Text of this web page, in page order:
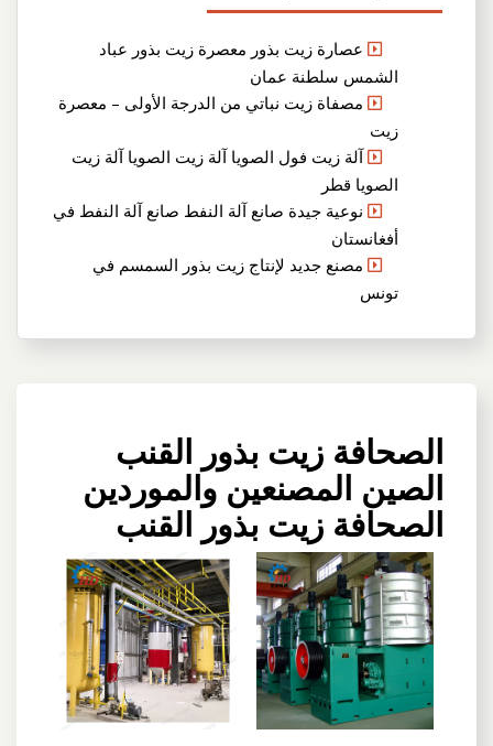
عصارة زيت بذور معصرة زيت بذور عباد
الشمس سلطنة عمان
مصفاة زيت نباتي من الدرجة الأولى – معصرة
زيت
آلة زيت فول الصويا آلة زيت الصويا آلة زيت
الصويا قطر
نوعية جيدة صانع آلة النفط صانع آلة النفط في
أفغانستان
مصنع جديد لإنتاج زيت بذور السمسم في
تونس
الصحافة زيت بذور القنب
الصين المصنعين والموردين
الصحافة زيت بذور القنب